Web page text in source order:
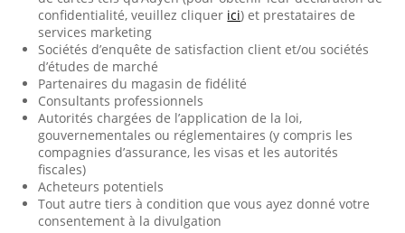
confidentialité, veuillez cliquer ici) et prestataires de
services marketing
Sociétés d’enquête de satisfaction client et/ou sociétés
d’études de marché
Partenaires du magasin de fidélité
Consultants professionnels
Autorités chargées de l’application de la loi,
gouvernementales ou réglementaires (y compris les
compagnies d’assurance, les visas et les autorités
fiscales)
Acheteurs potentiels
Tout autre tiers à condition que vous ayez donné votre
consentement à la divulgation